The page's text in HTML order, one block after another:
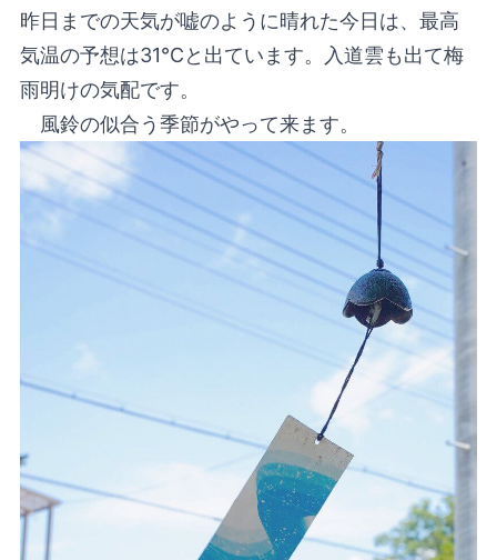
昨日までの天気が嘘のように晴れた今日は、最高
気温の予想は31℃と出ています。入道雲も出て梅
雨明けの気配です。
風鈴の似合う季節がやって来ます。